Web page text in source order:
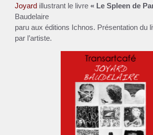
Joyard illustrant le livre « Le Spleen de
Baudelaire
paru aux éditions Ichnos. Présentation du
par l’artiste.